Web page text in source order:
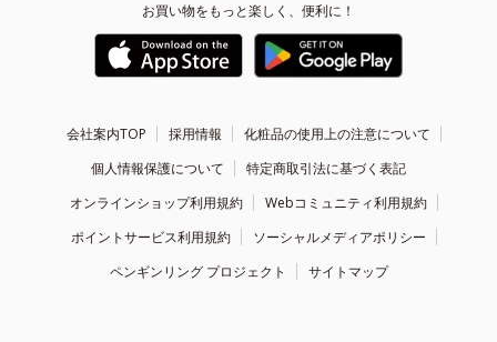
お買い物をもっと楽しく、便利に！
会社案内TOP 採用情報
化粧品の使用上の注意について
個人情報保護について
特定商取引法に基づく表記
オンラインショップ利用規約
Webコミュニティ利用規約
ポイントサービス利用規約
ソーシャルメディアポリシー
ペンギンリング プロジェクト
サイトマップ